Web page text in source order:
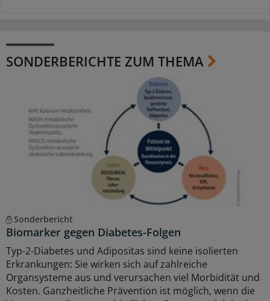
SONDERBERICHTE ZUM THEMA
Sonderbericht
Biomarker gegen Diabetes-Folgen
Typ-2-Diabetes und Adipositas sind keine isolierten
Erkrankungen: Sie wirken sich auf zahlreiche
Organsysteme aus und verursachen viel Morbidität und
Kosten. Ganzheitliche Prävention ist möglich, wenn die